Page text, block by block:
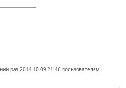
раз 2014-10-09 21:46 пользователем